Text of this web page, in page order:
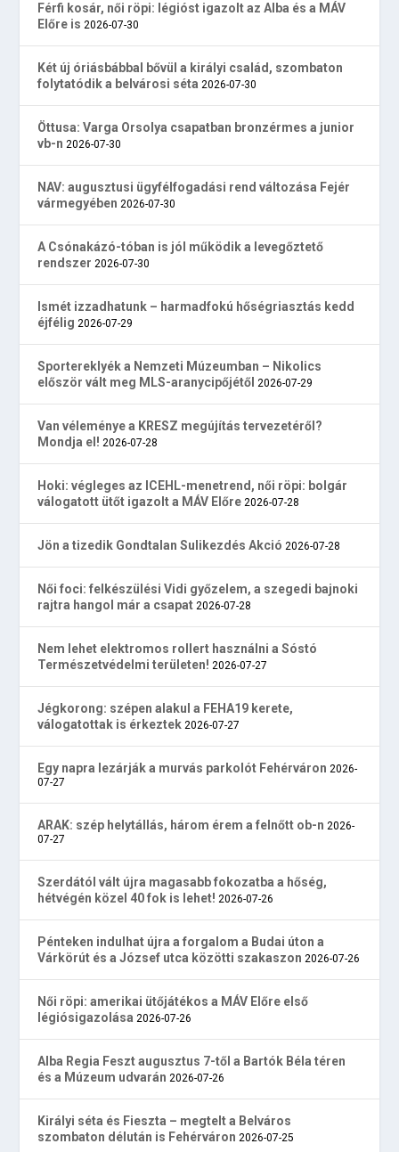
Férfi kosár, női röpi: légióst igazolt az Alba és a MÁV
Előre is 2026-07-30
Két új óriásbábbal bővül a királyi család, szombaton
folytatódik a belvárosi séta 2026-07-30
Öttusa: Varga Orsolya csapatban bronzérmes a junior
vb-n 2026-07-30
NAV: augusztusi ügyfélfogadási rend változása Fejér
vármegyében 2026-07-30
A Csónakázó-tóban is jól működik a levegőztető
rendszer 2026-07-30
Ismét izzadhatunk – harmadfokú hőségriasztás kedd
éjfélig 2026-07-29
Sportereklyék a Nemzeti Múzeumban – Nikolics
először vált meg MLS-aranycipőjétől 2026-07-29
Van véleménye a KRESZ megújítás tervezetéről?
Mondja el! 2026-07-28
Hoki: végleges az ICEHL-menetrend, női röpi: bolgár
válogatott ütőt igazolt a MÁV Előre 2026-07-28
Jön a tizedik Gondtalan Sulikezdés Akció 2026-07-28
Női foci: felkészülési Vidi győzelem, a szegedi bajnoki
rajtra hangol már a csapat 2026-07-28
Nem lehet elektromos rollert használni a Sóstó
Természetvédelmi területen! 2026-07-27
Jégkorong: szépen alakul a FEHA19 kerete,
válogatottak is érkeztek 2026-07-27
Egy napra lezárják a murvás parkolót Fehérváron 2026-
07-27
ARAK: szép helytállás, három érem a felnőtt ob-n 2026-
07-27
Szerdától vált újra magasabb fokozatba a hőség,
hétvégén közel 40 fok is lehet! 2026-07-26
Pénteken indulhat újra a forgalom a Budai úton a
Várkörút és a József utca közötti szakaszon 2026-07-26
Női röpi: amerikai ütőjátékos a MÁV Előre első
légiósigazolása 2026-07-26
Alba Regia Feszt augusztus 7-től a Bartók Béla téren
és a Múzeum udvarán 2026-07-26
Királyi séta és Fieszta – megtelt a Belváros
szombaton délután is Fehérváron 2026-07-25